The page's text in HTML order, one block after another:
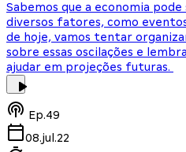
Sabemos que a economia
diversos fatores, como
de hoje, vamos tentar
sobre essas oscilações e
ajudar em projeções futuras.
Ep.49
08.jul.22